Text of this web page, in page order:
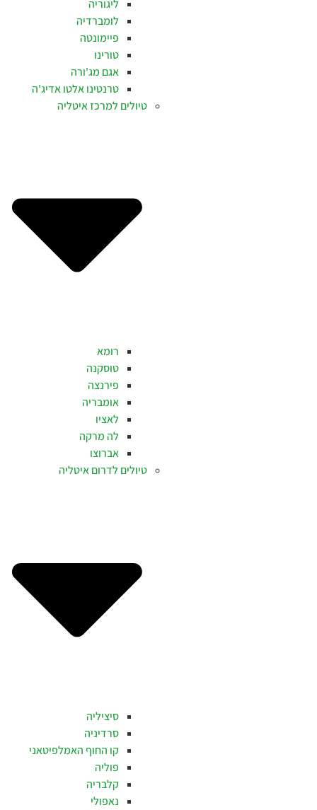
ליגוריה
לומברדיה
פיימונטה
טורינו
אגם מג'ורה
טרנטינו אלטו אדיג'ה
טיולים למרכז איטליה
רומא
טוסקנה
פירנצה
אומבריה
לאציו
לה מרקה
אברוצו
טיולים לדרום איטליה
סיציליה
סרדיניה
קו החוף האמלפיטאני
פוליה
קלבריה
נאפולי